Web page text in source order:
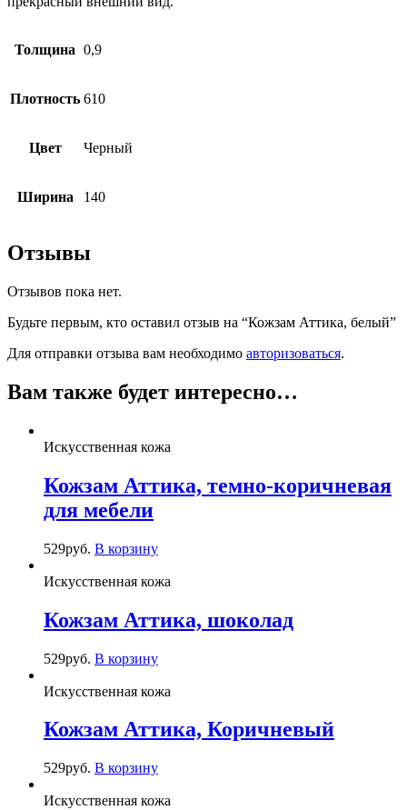
Толщина 0,9
Плотность 610
Цвет Черный
Ширина 140
Отзывы
Отзывов пока нет.
Будьте первым, кто оставил отзыв на “Кожзам Аттика, белый”
Для отправки отзыва вам необходимо авторизоваться.
Вам также будет интересно…
Искусственная кожа
Кожзам Аттика, темно-коричневая
для мебели
529руб. В корзину
Искусственная кожа
Кожзам Аттика, шоколад
529руб. В корзину
Искусственная кожа
Кожзам Аттика, Коричневый
529руб. В корзину
Искусственная кожа